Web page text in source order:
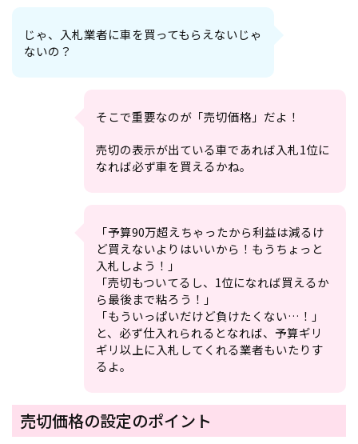
じゃ、入札業者に車を買ってもらえないじゃ
ないの？
そこで重要なのが「売切価格」だよ！
売切の表示が出ている車であれば入札1位に
なれば必ず車を買えるかね。
「予算90万超えちゃったから利益は減るけ
ど買えないよりはいいから！もうちょっと
入札しよう！」
「売切もついてるし、1位になれば買えるか
ら最後まで粘ろう！」
「もういっぱいだけど負けたくない…！」
と、必ず仕入れられるとなれば、予算ギリ
ギリ以上に入札してくれる業者もいたりす
るよ。
売切価格の設定のポイント